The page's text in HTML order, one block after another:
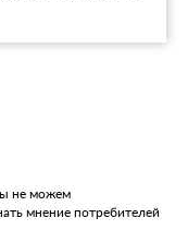
не можем
мнение потребителей